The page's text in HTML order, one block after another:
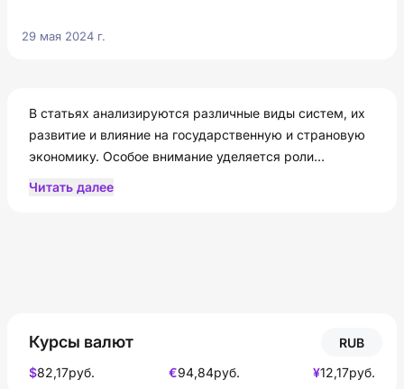
29 мая 2024 г.
В статьях анализируются различные виды систем, их
развитие и влияние на государственную и страновую
экономику. Особое внимание уделяется роли
фактору роста. Материалы помогают понять, как
Читать далее
Курсы валют
RUB
$82,17руб. €94,84руб. ¥12,17руб.